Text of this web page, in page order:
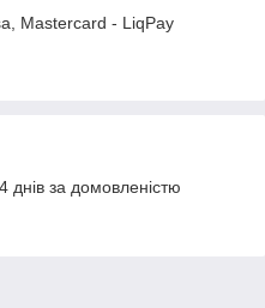
Mastercard - LiqPay
за домовленістю